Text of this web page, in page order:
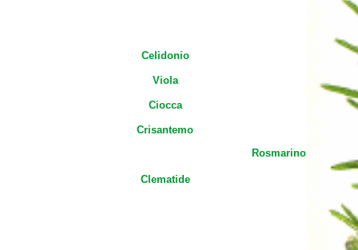
Celidonio
Viola
Ciocca
Crisantemo
Clematide
Rosmarino